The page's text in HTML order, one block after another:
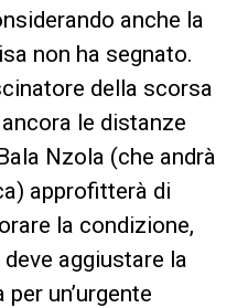
anche la
non ha segnato.
della scorsa
le distanze
Nzola (che andrà
approfitterà di
la condizione,
aggiustare la
un’urgente